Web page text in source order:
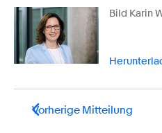
Bild Karin
Vorherige Mitteilung